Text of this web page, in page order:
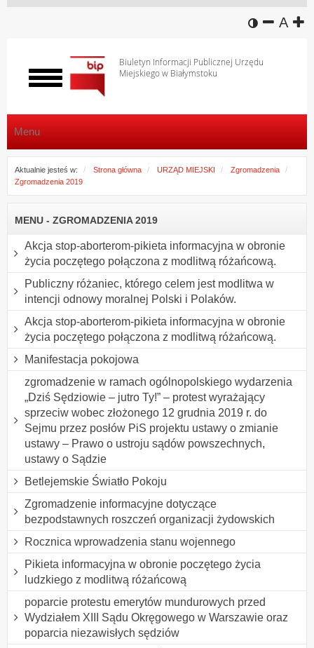
wersja
A
Biuletyn Informacji Publicznej Urzędu
Miejskiego w Białymstoku
Włącz
menu
Menu
Aktualnie jesteś w: Strona główna URZĄD MIEJSKI
Zgromadzenia
Zgromadzenia 2019
MENU - ZGROMADZENIA 2019
Akcja stop-aborterom-pikieta informacyjna w obronie
życia poczętego połączona z modlitwą różańcową.
Publiczny różaniec, którego celem jest modlitwa w
intencji odnowy moralnej Polski i Polaków.
Akcja stop-aborterom-pikieta informacyjna w obronie
życia poczętego połączona z modlitwą różańcową.
Manifestacja pokojowa
zgromadzenie w ramach ogólnopolskiego wydarzenia
„Dziś Sędziowie – jutro Ty!” – protest wyrażający
sprzeciw wobec złożonego 12 grudnia 2019 r. do
Sejmu przez posłów PiS projektu ustawy o zmianie
ustawy – Prawo o ustroju sądów powszechnych,
ustawy o Sądzie
Betlejemskie Światło Pokoju
Zgromadzenie informacyjne dotyczące
bezpodstawnych roszczeń organizacji żydowskich
Rocznica wprowadzenia stanu wojennego
Pikieta informacyjna w obronie poczętego życia
ludzkiego z modlitwą różańcową
poparcie protestu emerytów mundurowych przed
Wydziałem XIII Sądu Okręgowego w Warszawie oraz
poparcia niezawisłych sędziów